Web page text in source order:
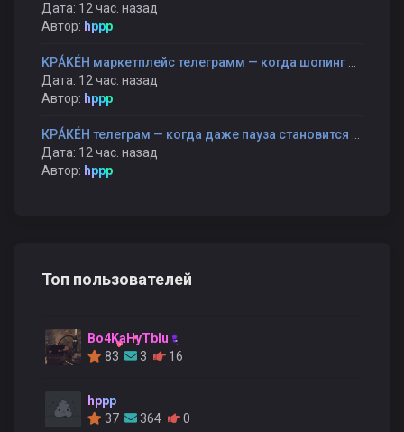
Дата: 12 час. назад
Автор: hppp
Дата: 12 час. назад
Автор: hppp
Дата: 12 час. назад
Автор: hppp
Топ пользователей
Bo4KaHyTblu
83
3 16
hppp
37
364 0